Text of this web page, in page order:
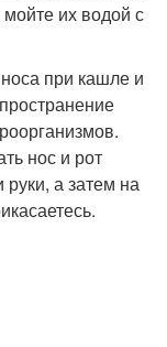
их водой с
при кашле и
нос и рот
а затем на